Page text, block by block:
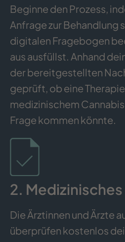
Beginne den Prozess,
Anfrage zur Behandlung
digitalen Fragebogen
aus ausfüllst. Anhand
der bereitgestellten
geprüft, ob eine
medizinischem
Frage kommen könnte.
2.
Die Ärztinnen und Ärzte
überprüfen kostenlos